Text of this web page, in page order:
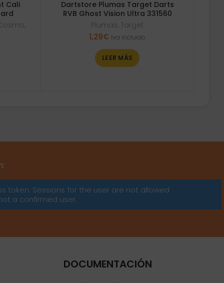
Cali
,
Dartstore Plumas Target Darts
RVB Ghost Vision Ultra 331560
Plumas, Target
1,29€ Iva incluido
LEER MÁS
token: Sessions for the user are not allowed
a confirmed user.
DOCUMENTACIÓN